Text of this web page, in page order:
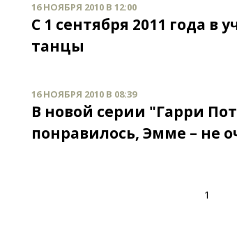
16 НОЯБРЯ 2010 В 12:00
С 1 сентября 2011 года в
танцы
16 НОЯБРЯ 2010 В 08:39
В новой серии "Гарри
понравилось, Эмме – не
1